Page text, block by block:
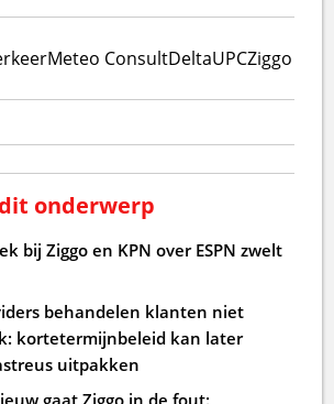
Meteo ConsultDeltaUPCZiggo
onderwerp
bij Ziggo en KPN over ESPN zwelt
behandelen klanten niet
kortetermijnbeleid kan later
uitpakken
gaat Ziggo in de fout: